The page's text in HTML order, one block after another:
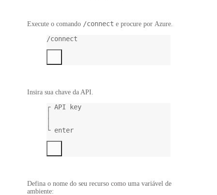
Execute o comando /connect e procure por Azure.
/connect
Insira sua chave da API.
┌ API key
└ enter
Defina o nome do seu recurso como uma variável de
ambiente: